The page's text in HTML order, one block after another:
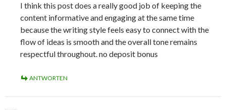
I think this post does a really good job of keeping the
content informative and engaging at the same time
because the writing style feels easy to connect with the
flow of ideas is smooth and the overall tone remains
respectful throughout. no deposit bonus
ANTWORTEN